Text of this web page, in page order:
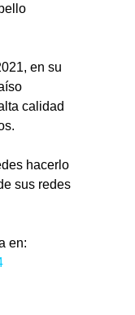
en su
calidad
hacerlo
sus redes
en: